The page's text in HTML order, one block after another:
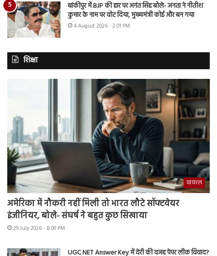
बांकीपुर में BJP की हार पर अनंत सिंह बोले- जनता ने नीतीश
कुमार के नाम पर वोट दिया, मुख्यमंत्री कोई और बन गया
4 August 2026 - 2:01 PM
शिक्षा
वायरल
अमेरिका में नौकरी नहीं मिली तो भारत लौटे सॉफ्टवेयर
इंजीनियर, बोले- संघर्ष ने बहुत कुछ सिखाया
29 July 2026 - 8:00 PM
UGC NET Answer Key में देरी की वजह पेपर लीक विवाद?